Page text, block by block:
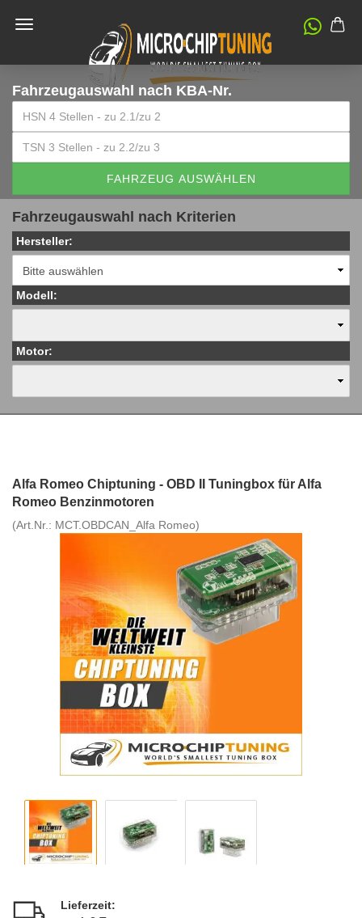
Fahrzeugauswahl nach KBA-Nr.
FAHRZEUG AUSWÄHLEN
Fahrzeugauswahl nach Kriterien
Hersteller:
Modell:
Motor:
Alfa Romeo Chiptuning - OBD II Tuningbox für Alfa
Romeo Benzinmotoren
(Art.Nr.: MCT.OBDCAN_Alfa Romeo)
Lieferzeit: